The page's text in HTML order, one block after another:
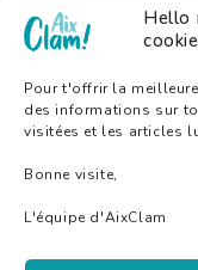
Hello
Pour t'offrir la
des informations sur
visitées et les articles
Bonne visite,
L'équipe d'AixClam
Savons &
Tendance Aixoise !
27 juin 2022